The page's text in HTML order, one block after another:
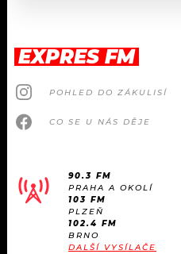
EXPRES FM
POHLED DO ZÁKULISÍ
CO SE U NÁS DĚJE
90.3 FM
PRAHA A OKOLÍ
103 FM
PLZEŇ
102.4 FM
BRNO
DALŠÍ VYSÍLAČE